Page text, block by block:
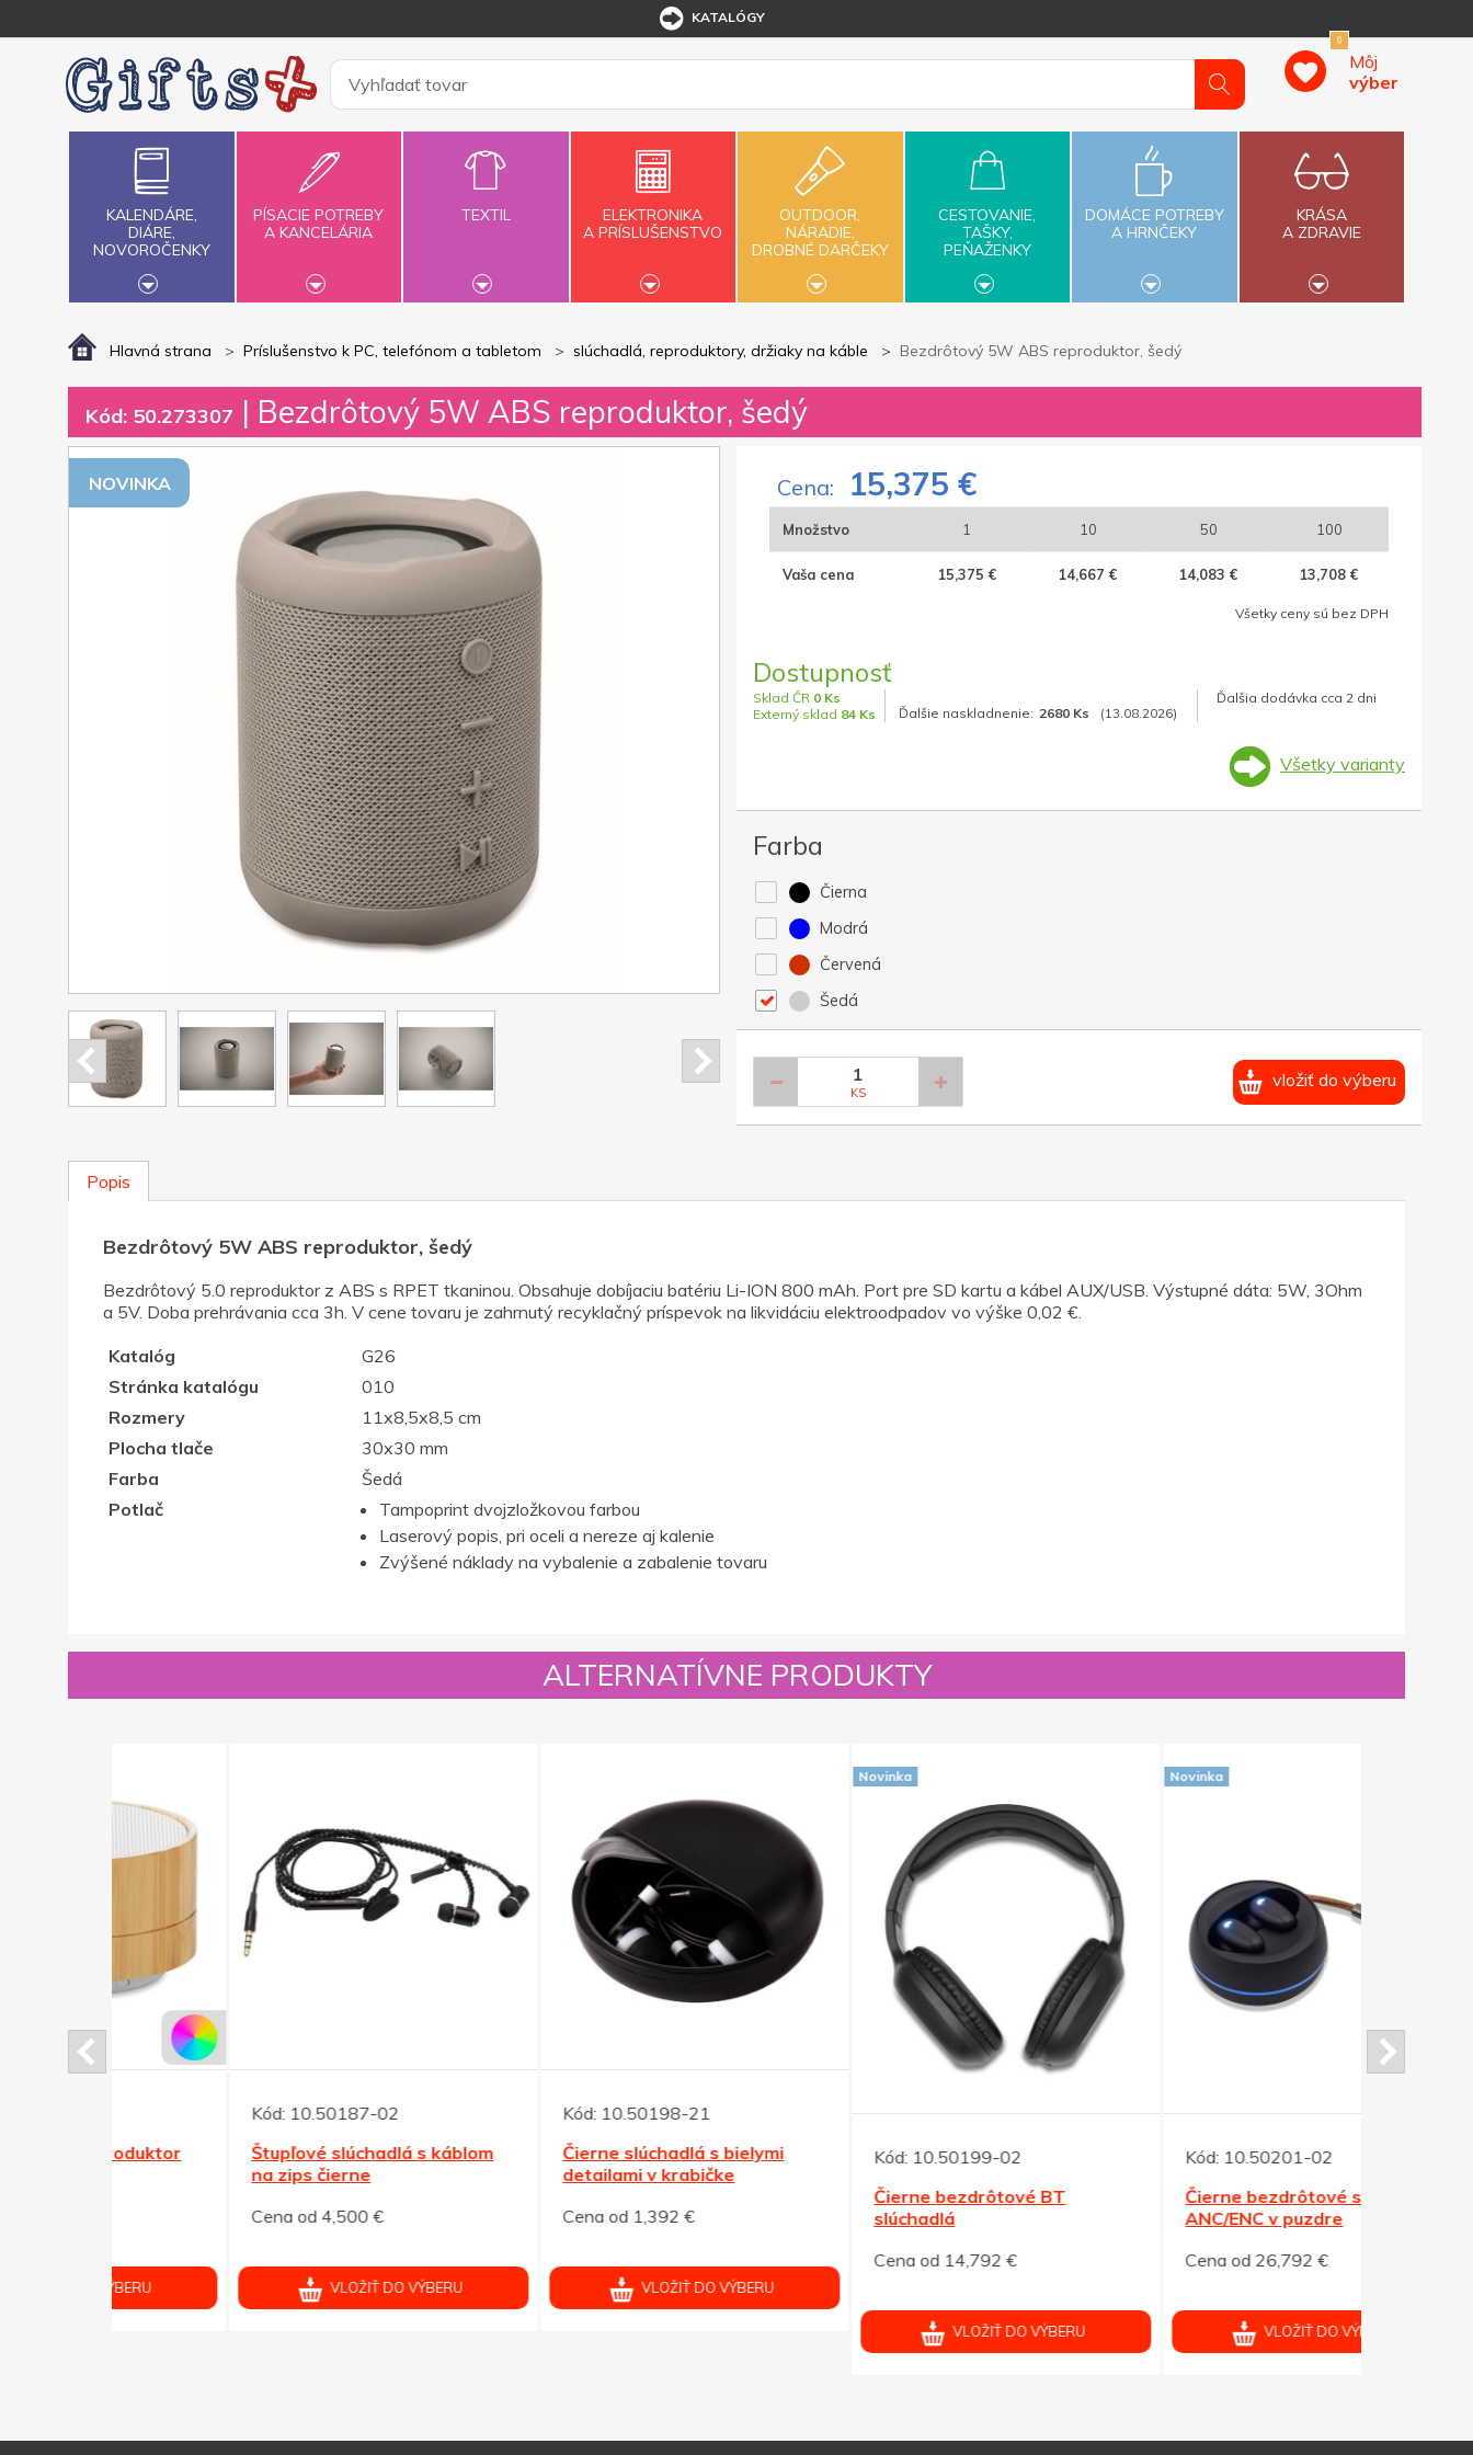
KATALÓGY
0
Môj
výber
KALENDÁRE,
DIÁRE,
NOVOROČENKY
PÍSACIE POTREBY
A KANCELÁRIA
TEXTIL
ELEKTRONIKA
A PRÍSLUŠENSTVO
OUTDOOR,
NÁRADIE,
DROBNÉ DARČEKY
CESTOVANIE,
TAŠKY,
PEŇAŽENKY
DOMÁCE POTREBY
A HRNČEKY
KRÁSA
A ZDRAVIE
Hlavná strana Príslušenstvo k PC, telefónom a tabletom slúchadlá, reproduktory, držiaky na káble Bezdrôtový 5W ABS reproduktor, šedý
Kód: 50.273307 | Bezdrôtový 5W ABS reproduktor, šedý
NOVINKA Cena: 15,375 €
Množstvo 1 10 50 100
Vaša cena 15,375 € 14,667 € 14,083 € 13,708 €
Všetky ceny sú bez DPH
Dostupnosť
Sklad ČR 0 Ks
Externý sklad 84 Ks Ďalšie naskladnenie: 2680 Ks (13.08.2026)
Ďalšia dodávka cca 2 dni
Všetky varianty
Farba
Čierna
Modrá
Červená
Šedá
KS
vložiť do výberu
Popis
Bezdrôtový 5W ABS reproduktor, šedý
Bezdrôtový 5.0 reproduktor z ABS s RPET tkaninou. Obsahuje dobíjaciu batériu Li-ION 800 mAh. Port pre SD kartu a kábel AUX/USB. Výstupné dáta: 5W, 3Ohm
a 5V. Doba prehrávania cca 3h. V cene tovaru je zahrnutý recyklačný príspevok na likvidáciu elektroodpadov vo výške 0,02 €.
Katalóg
G26
Stránka katalógu
010
Rozmery
11x8,5x8,5 cm
Plocha tlače
30x30 mm
Farba
Šedá
Potlač
Tampoprint dvojzložkovou farbou
Laserový popis, pri oceli a nereze aj kalenie
Zvýšené náklady na vybalenie a zabalenie tovaru
ALTERNATÍVNE PRODUKTY
10.50187-02
Štupľové slúchadlá s káblom
na zips čierne
Cena od 4,500 €
VLOŽIŤ DO VÝBERU
10.50198-21
Čierne slúchadlá s bielymi
detailami v krabičke
Cena od 1,392 €
VLOŽIŤ DO VÝBERU
Kód:
10.50199-02
Čierne bezdrôtové BT
Cena od 14,792 €
VLOŽIŤ DO VÝBERU
10.50201-02
Čierne bezdrôtové slúchadlá s
ANC/ENC v puzdre
Cena od 26,792 €
VLOŽIŤ DO VÝBERU